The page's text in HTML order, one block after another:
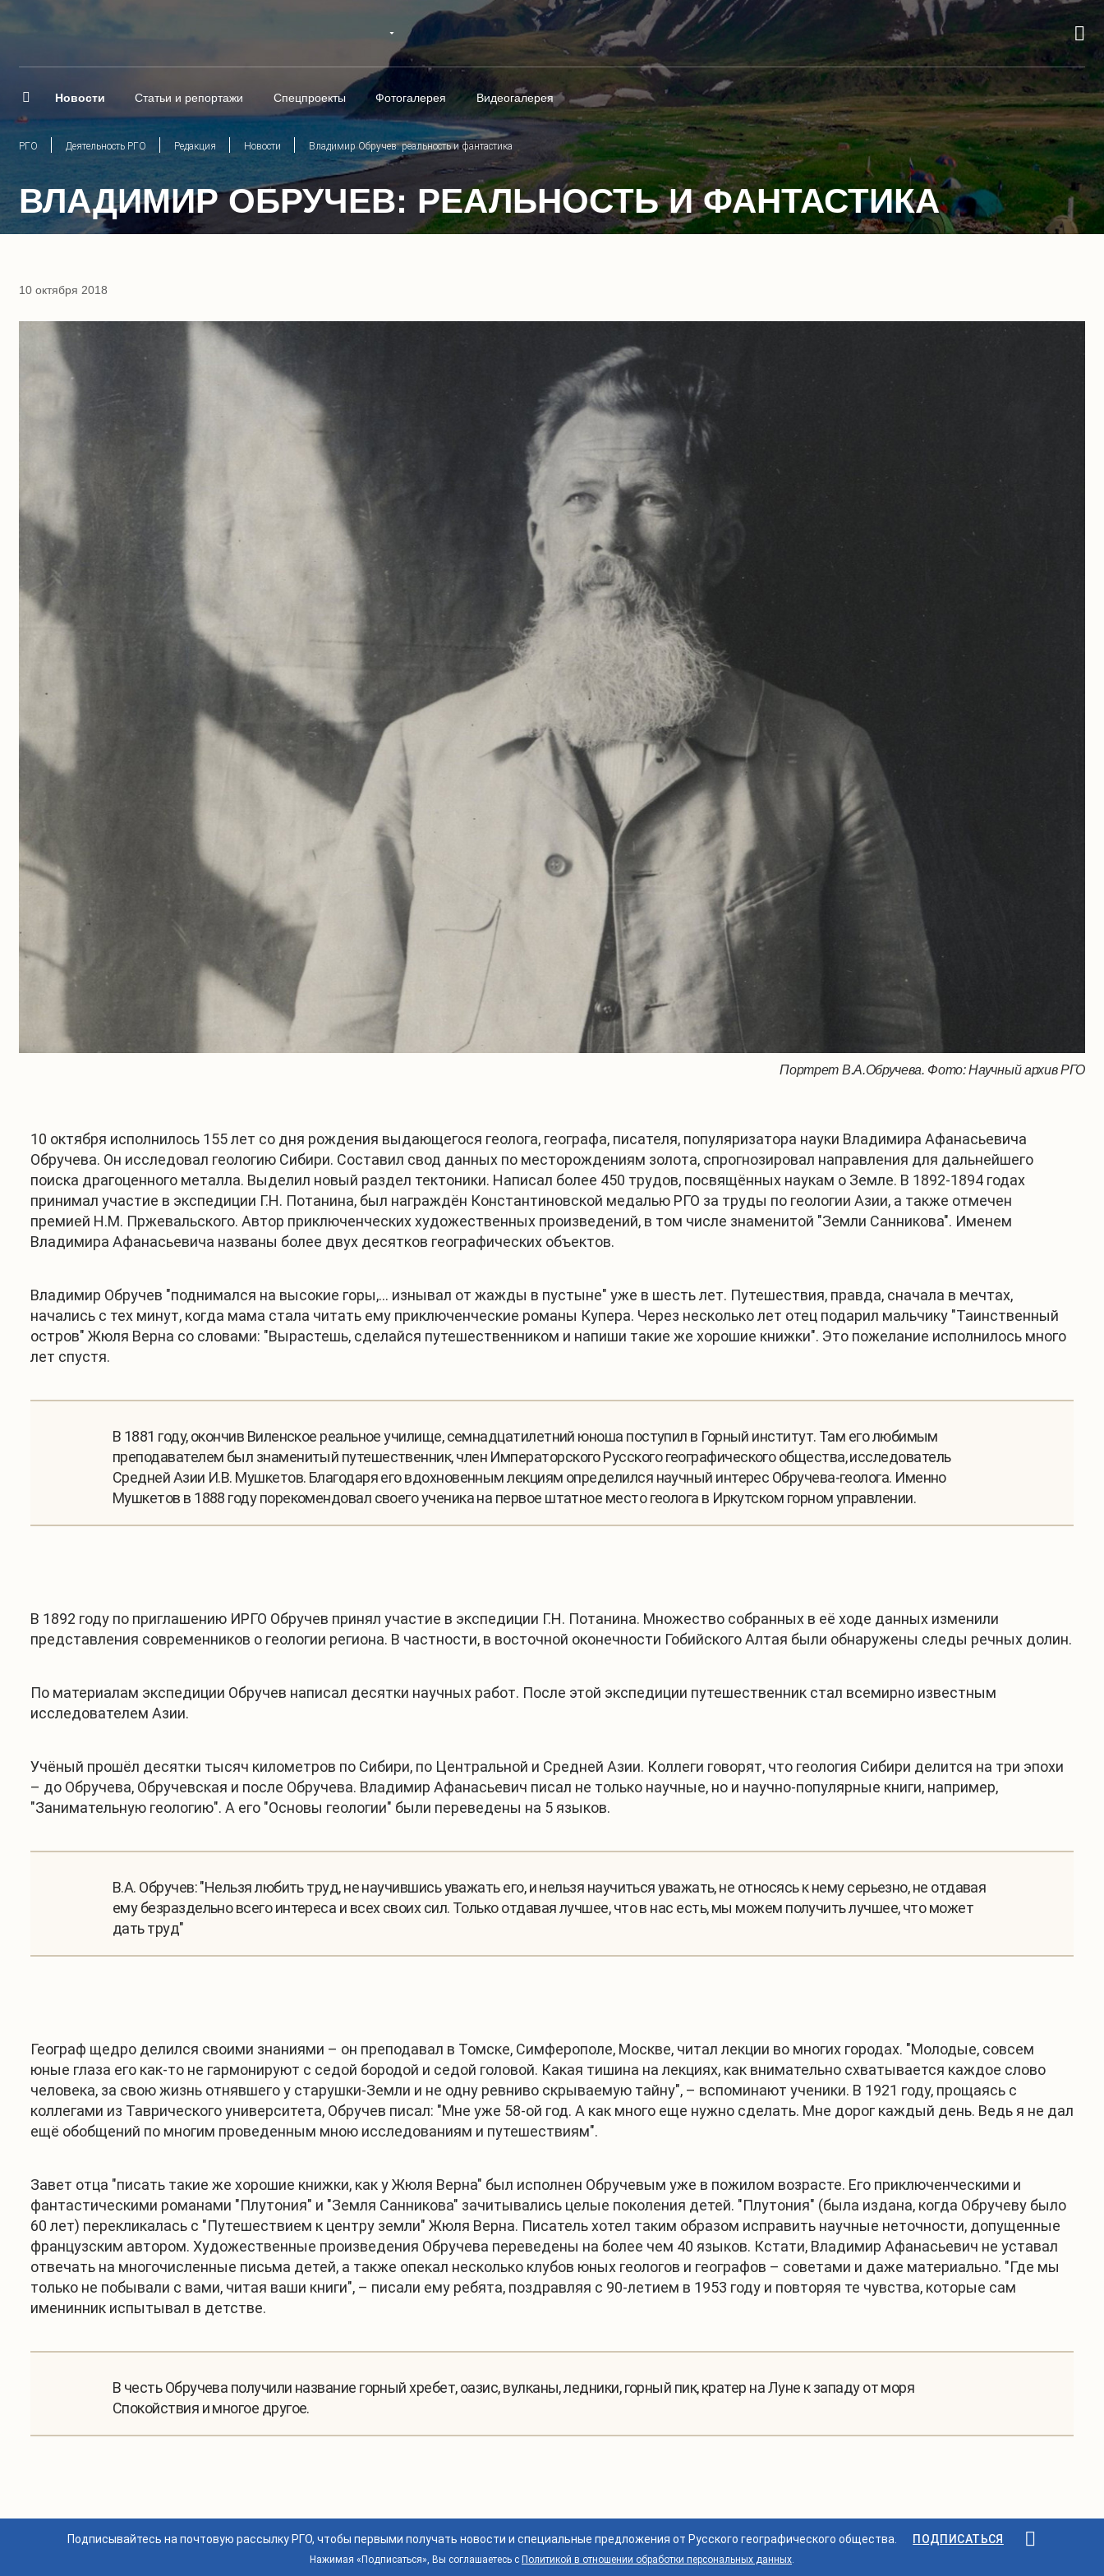
Новости Статьи и репортажи Спецпроекты Фотогалерея Видеогалерея
РГО Деятельность РГО Редакция Новости Владимир Обручев: реальность и фантастика
ВЛАДИМИР ОБРУЧЕВ: РЕАЛЬНОСТЬ И ФАНТАСТИКА
10 октября 2018
Портрет В.А.Обручева. Фото: Научный архив РГО
10 октября исполнилось 155 лет со дня рождения выдающегося геолога, географа, писателя, популяризатора науки Владимира Афанасьевича
Обручева. Он исследовал геологию Сибири. Составил свод данных по месторождениям золота, спрогнозировал направления для дальнейшего
поиска драгоценного металла. Выделил новый раздел тектоники. Написал более 450 трудов, посвящённых наукам о Земле. В 1892-1894 годах
принимал участие в экспедиции Г.Н. Потанина, был награждён Константиновской медалью РГО за труды по геологии Азии, а также отмечен
премией Н.М. Пржевальского. Автор приключенческих художественных произведений, в том числе знаменитой "Земли Санникова". Именем
Владимира Афанасьевича названы более двух десятков географических объектов.
Владимир Обручев "поднимался на высокие горы,… изнывал от жажды в пустыне" уже в шесть лет. Путешествия, правда, сначала в мечтах,
начались с тех минут, когда мама стала читать ему приключенческие романы Купера. Через несколько лет отец подарил мальчику "Таинственный
остров" Жюля Верна со словами: "Вырастешь, сделайся путешественником и напиши такие же хорошие книжки". Это пожелание исполнилось много
лет спустя.
В 1881 году, окончив Виленское реальное училище, семнадцатилетний юноша поступил в Горный институт. Там его любимым
преподавателем был знаменитый путешественник, член Императорского Русского географического общества, исследователь
Средней Азии И.В. Мушкетов. Благодаря его вдохновенным лекциям определился научный интерес Обручева-геолога. Именно
Мушкетов в 1888 году порекомендовал своего ученика на первое штатное место геолога в Иркутском горном управлении.
В 1892 году по приглашению ИРГО Обручев принял участие в экспедиции Г.Н. Потанина. Множество собранных в её ходе данных изменили
представления современников о геологии региона. В частности, в восточной оконечности Гобийского Алтая были обнаружены следы речных долин.
По материалам экспедиции Обручев написал десятки научных работ. После этой экспедиции путешественник стал всемирно известным
исследователем Азии.
Учёный прошёл десятки тысяч километров по Сибири, по Центральной и Средней Азии. Коллеги говорят, что геология Сибири делится на три эпохи
– до Обручева, Обручевская и после Обручева. Владимир Афанасьевич писал не только научные, но и научно-популярные книги, например,
"Занимательную геологию". А его "Основы геологии" были переведены на 5 языков.
В.А. Обручев: "Нельзя любить труд, не научившись уважать его, и нельзя научиться уважать, не относясь к нему серьезно, не отдавая
ему безраздельно всего интереса и всех своих сил. Только отдавая лучшее, что в нас есть, мы можем получить лучшее, что может
дать труд"
Географ щедро делился своими знаниями – он преподавал в Томске, Симферополе, Москве, читал лекции во многих городах. "Молодые, совсем
юные глаза его как-то не гармонируют с седой бородой и седой головой. Какая тишина на лекциях, как внимательно схватывается каждое слово
человека, за свою жизнь отнявшего у старушки-Земли и не одну ревниво скрываемую тайну", – вспоминают ученики. В 1921 году, прощаясь с
коллегами из Таврического университета, Обручев писал: "Мне уже 58-ой год. А как много еще нужно сделать. Мне дорог каждый день. Ведь я не дал
ещё обобщений по многим проведенным мною исследованиям и путешествиям".
Завет отца "писать такие же хорошие книжки, как у Жюля Верна" был исполнен Обручевым уже в пожилом возрасте. Его приключенческими и
фантастическими романами "Плутония" и "Земля Санникова" зачитывались целые поколения детей. "Плутония" (была издана, когда Обручеву было
60 лет) перекликалась с "Путешествием к центру земли" Жюля Верна. Писатель хотел таким образом исправить научные неточности, допущенные
французским автором. Художественные произведения Обручева переведены на более чем 40 языков. Кстати, Владимир Афанасьевич не уставал
отвечать на многочисленные письма детей, а также опекал несколько клубов юных геологов и географов – советами и даже материально. "Где мы
только не побывали с вами, читая ваши книги", – писали ему ребята, поздравляя с 90-летием в 1953 году и повторяя те чувства, которые сам
именинник испытывал в детстве.
В честь Обручева получили название горный хребет, оазис, вулканы, ледники, горный пик, кратер на Луне к западу от моря
Спокойствия и многое другое.
Подписывайтесь на почтовую рассылку РГО, чтобы первыми получать новости и специальные предложения от Русского географического общества. ПОДПИСАТЬСЯ
Нажимая «Подписаться», Вы соглашаетесь с Политикой в отношении обработки персональных данных.